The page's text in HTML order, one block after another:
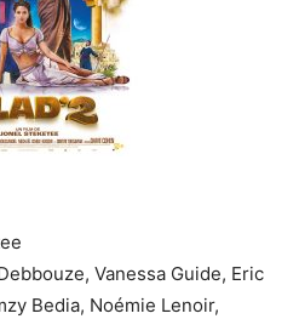
Vanessa Guide, Eric
Bedia, Noémie Lenoir,